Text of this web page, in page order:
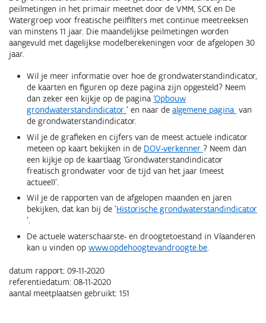
peilmetingen in het primair meetnet door de VMM, SCK en De
Watergroep voor freatische peilfilters met continue meetreeksen
van minstens 11 jaar. Die maandelijkse peilmetingen worden
aangevuld met dagelijkse modelberekeningen voor de afgelopen 30
jaar.
Wil je meer informatie over hoe de grondwaterstandindicator,
de kaarten en figuren op deze pagina zijn opgesteld? Neem
dan zeker een kijkje op de pagina 'Opbouw
grondwaterstandindicator ' en naar de algemene pagina van
de grondwaterstandindicator.
Wil je de grafieken en cijfers van de meest actuele indicator
meteen op kaart bekijken in de DOV-verkenner ? Neem dan
een kijkje op de kaartlaag 'Grondwaterstandindicator
freatisch grondwater voor de tijd van het jaar (meest
actueel)'.
Wil je de rapporten van de afgelopen maanden en jaren
bekijken, dat kan bij de 'Historische grondwaterstandindicator
'.
De actuele waterschaarste- en droogtetoestand in Vlaanderen
kan u vinden op www.opdehoogtevandroogte.be.
datum rapport: 09-11-2020
referentiedatum: 08-11-2020
aantal meetplaatsen gebruikt: 151